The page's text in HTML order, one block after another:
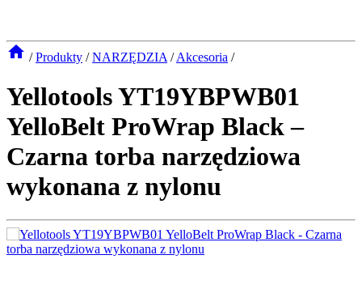
/ Produkty / NARZĘDZIA / Akcesoria /
Yellotools YT19YBPWB01
YelloBelt ProWrap Black –
Czarna torba narzędziowa
wykonana z nylonu